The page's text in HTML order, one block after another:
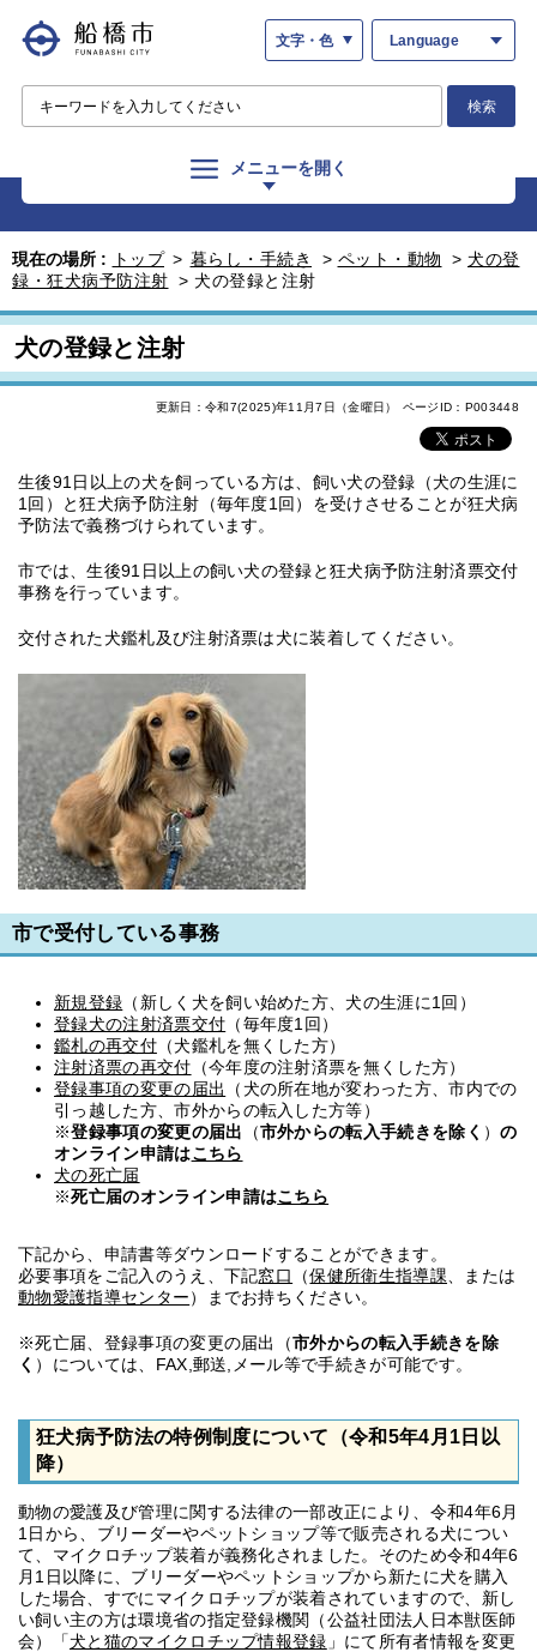
文字・色 Language
検索
メニューを開く
現在の場所 : トップ > 暮らし・手続き > ペット・動物 > 犬の登
録・狂犬病予防注射 > 犬の登録と注射
犬の登録と注射
更新日：令和7(2025)年11月7日（金曜日） ページID：P003448
生後91日以上の犬を飼っている方は、飼い犬の登録（犬の生涯に
1回）と狂犬病予防注射（毎年度1回）を受けさせることが狂犬病
予防法で義務づけられています。
市では、生後91日以上の飼い犬の登録と狂犬病予防注射済票交付
事務を行っています。
交付された犬鑑札及び注射済票は犬に装着してください。
市で受付している事務
新規登録 （新しく犬を飼い始めた方、犬の生涯に1回）
登録犬の注射済票交付 （毎年度1回）
鑑札の再交付（犬鑑札を無くした方）
注射済票の再交付 （今年度の注射済票を無くした方）
登録事項の変更の届出
（犬の所在地が変わった方、市内での
引っ越した方、市外からの転入した方等）
※登録事項の変更の届出 （市外からの転入手続きを除く ）の
オンライン申請はこちら
犬の死亡届
※死亡届のオンライン申請はこちら
下記から、申請書等ダウンロードすることができます。
必要事項をご記入のうえ、下記窓口 （保健所衛生指導課 、または
動物愛護指導センター）までお持ちください。
※死亡届、登録事項の変更の届出（市外からの転入手続きを除
く ）については、FAX,郵送,メール等で手続きが可能です。
狂犬病予防法の特例制度について（令和5年4月1日以
降）
動物の愛護及び管理に関する法律の一部改正により、令和4年6月
1日から、ブリーダーやペットショップ等で販売される犬につい
て、マイクロチップ装着が義務化されました。そのため令和4年6
月1日以降に、ブリーダーやペットショップから新たに犬を購入
した場合、すでにマイクロチップが装着されていますので、新し
い飼い主の方は環境省の指定登録機関（公益社団法人日本獣医師
会）「犬と猫のマイクロチップ情報登録 」にて所有者情報を変更